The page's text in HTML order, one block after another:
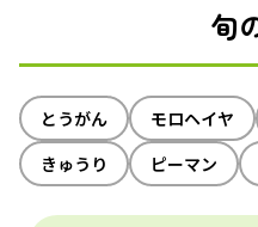
旬
とうがん モロヘイヤ
きゅうり
ピーマン